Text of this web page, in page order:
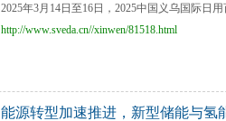
2025年3月14日至16日，2025中国义乌国际日
http://www.sveda.cn//xinwen/81518.html
能源转型加速推进，新型储能与氢